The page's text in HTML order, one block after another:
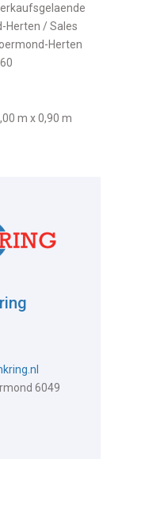
Herten / Sales
Herten
m x 0,90 m
6049